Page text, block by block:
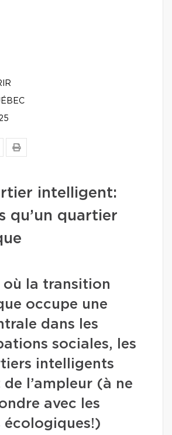
intelligent:
qu’un quartier
où la transition
occupe une
dans les
sociales, les
intelligents
l’ampleur (à ne
avec les
écologiques!)